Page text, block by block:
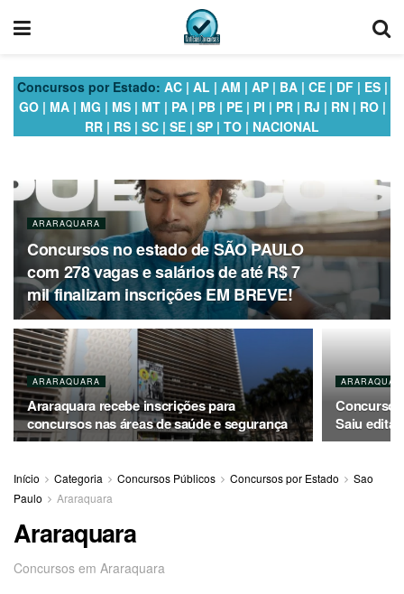
Concursos por Estado: AC| AL | AM | AP| BA| CE| DF| ES|
GO| MA| MG | MS| MT| PA| PB| PE| PI | PR| RJ | RN| RO|
RR | RS | SC | SE | SP | TO | NACIONAL
ARARAQUARA
Concursos no estado de SÃO PAULO
com 278 vagas e salários de até R$ 7
mil finalizam inscrições EM BREVE!
ARARAQUARA
Araraquara recebe inscrições para
concursos nas áreas de saúde e segurança
Concurso
Saiu
Início Categoria Concursos Públicos Concursos por Estado
Sao
Paulo
Araraquara
Araraquara
Concursos em Araraquara